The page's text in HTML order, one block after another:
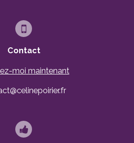
Contact
moi maintenant